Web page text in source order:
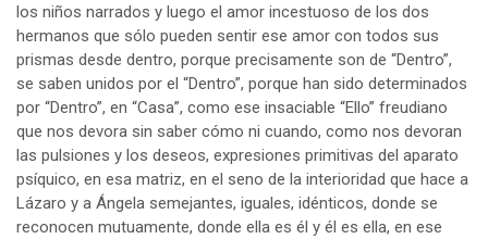
los niños narrados y luego el amor incestuoso de los dos
hermanos que sólo pueden sentir ese amor con todos sus
prismas desde dentro, porque precisamente son de “Dentro”,
se saben unidos por el “Dentro”, porque han sido determinados
por “Dentro”, en “Casa”, como ese insaciable “Ello” freudiano
que nos devora sin saber cómo ni cuando, como nos devoran
las pulsiones y los deseos, expresiones primitivas del aparato
psíquico, en esa matriz, en el seno de la interioridad que hace a
Lázaro y a Ángela semejantes, iguales, idénticos, donde se
reconocen mutuamente, donde ella es él y él es ella, en ese